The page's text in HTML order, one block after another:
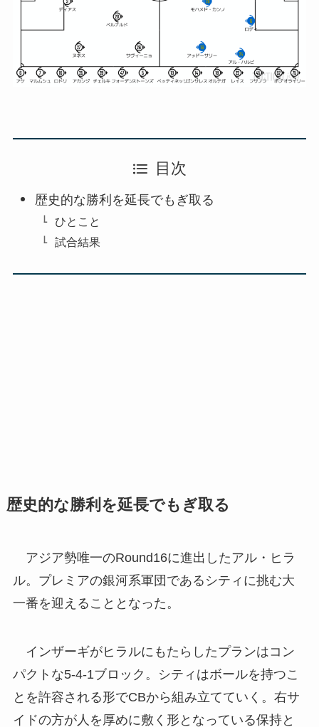
目次
歴史的な勝利を延長でもぎ取る
ひとこと
試合結果
歴史的な勝利を延長でもぎ取る
アジア勢唯一のRound16に進出したアル・ヒラ
ル。プレミアの銀河系軍団であるシティに挑む大
一番を迎えることとなった。
インザーギがヒラルにもたらしたプランはコン
パクトな5-4-1ブロック。シティはボールを持つこ
とを許容される形でCBから組み立てていく。右サ
イドの方が人を厚めに敷く形となっている保持と